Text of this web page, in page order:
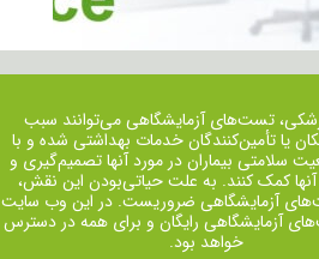
تست‌های آزمایشگاهی می‌توانند سبب
یا تأمین‌کنندگان خدمات بهداشتی شده و با
سلامتی بیماران در مورد آنها تصمیم‌گیری و
‌آنها کمک کنند. به علت حیاتی‌بودن این نقش،
آزمایشگاهی ضروریست. در این وب سایت
آزمایشگاهی رایگان و برای همه در دسترس
خواهد بود.